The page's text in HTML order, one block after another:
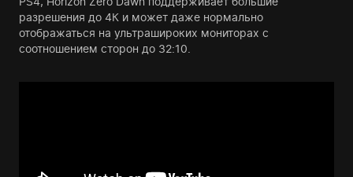
разрешения до 4К и может даже нормально
отображаться на ультрашироких мониторах с
соотношением сторон до 32:10.